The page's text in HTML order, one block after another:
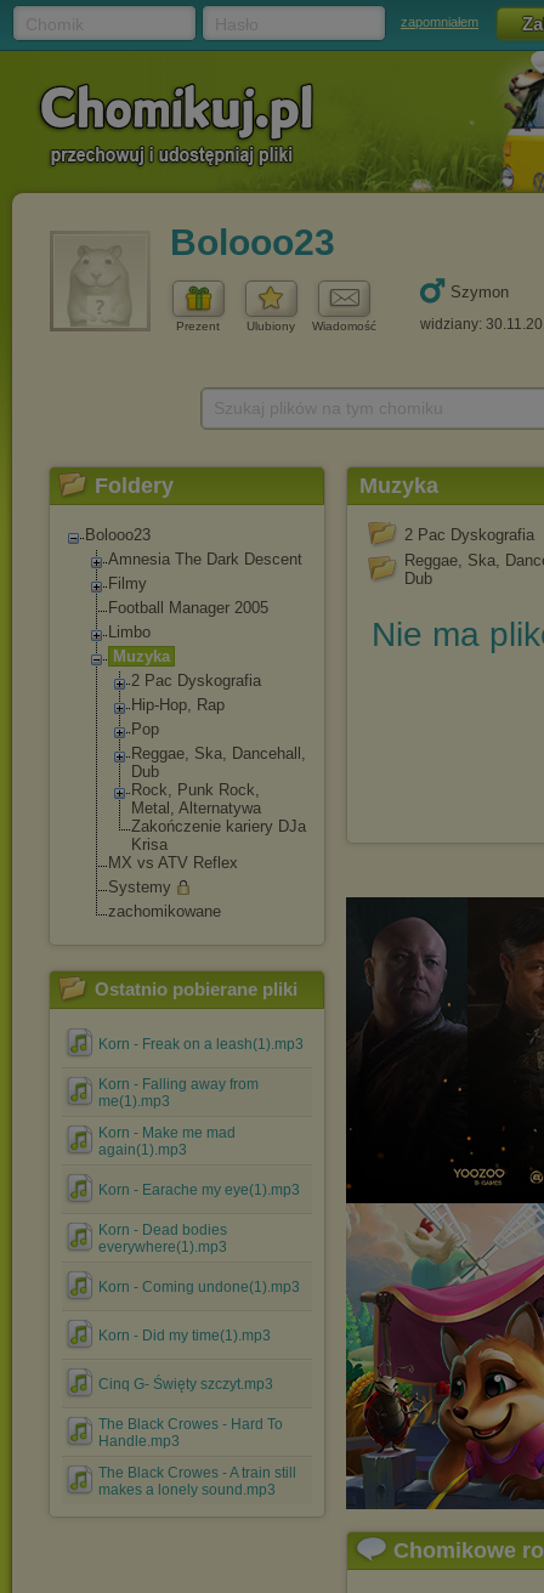
zapomniałem
Bolooo23
Prezent Ulubiony Wiadomość
Szymon
widziany:
Foldery
Bolooo23
Amnesia The Dark Descent
Filmy
Football Manager 2005
Limbo
Muzyka
2 Pac Dyskografia
Hip-Hop, Rap
Pop
Reggae, Ska, Dancehall,
Dub
Rock, Punk Rock,
Metal, Alternatywa
Zakończenie kariery DJa
Krisa
MX vs ATV Reflex
Systemy
zachomikowane
Ostatnio pobierane pliki
Korn - Freak on a leash(1).mp3
Korn - Falling away from
me(1).mp3
Korn - Make me mad
again(1).mp3
Korn - Earache my eye(1).mp3
Korn - Dead bodies
everywhere(1).mp3
Korn - Coming undone(1).mp3
Korn - Did my time(1).mp3
Cinq G- Święty szczyt.mp3
The Black Crowes - Hard To
Handle.mp3
The Black Crowes - A train still
makes a lonely sound.mp3
Muzyka
2 Pac Dyskografia
Reggae, Ska,
Dub
Nie ma
Chomikowe